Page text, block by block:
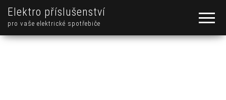
Elektro příslušenství
pro vaše elektrické spotřebiče